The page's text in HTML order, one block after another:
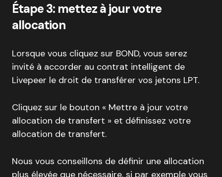
Étape 3: mettez à jour votre
allocation
Lorsque vous cliquez sur BOND, vous serez
invité à accorder au contrat intelligent de
Livepeer le droit de transférer vos jetons LPT.
Cliquez sur le bouton « Mettre à jour votre
allocation de transfert » et définissez votre
allocation de transfert.
Nous vous conseillons de définir une allocation
plus élevée que nécessaire, si par exemple vous